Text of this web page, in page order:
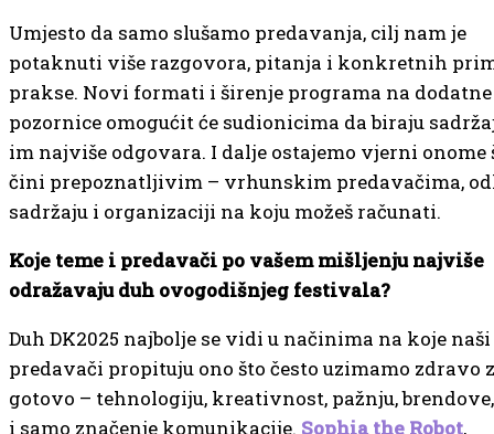
Umjesto da samo slušamo predavanja, cilj nam je
potaknuti više razgovora, pitanja i konkretnih
prakse. Novi formati i širenje programa na dodatne
pozornice omogućit će sudionicima da biraju
im najviše odgovara. I dalje ostajemo vjerni onome
čini prepoznatljivim – vrhunskim predavačima,
sadržaju i organizaciji na koju možeš računati.
Koje teme i predavači po vašem mišljenju najviše
odražavaju duh ovogodišnjeg festivala?
Duh DK2025 najbolje se vidi u načinima na koje naši
predavači propituju ono što često uzimamo zdravo
gotovo – tehnologiju, kreativnost, pažnju,
i samo značenje komunikacije. Sophia the Robot,